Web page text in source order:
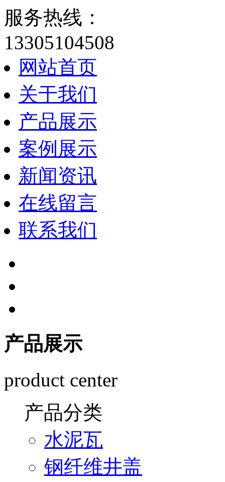
服务热线：
13305104508
网站首页
关于我们
产品展示
案例展示
新闻资讯
在线留言
联系我们
产品展示
product center
产品分类
水泥瓦
钢纤维井盖